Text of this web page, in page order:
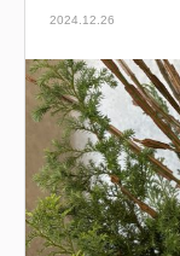
2024.12.26